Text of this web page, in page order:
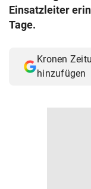
© Krone
Muthgasse 2, 1190
Einsatzleiter
Tage.
Kronen
hinzufügen